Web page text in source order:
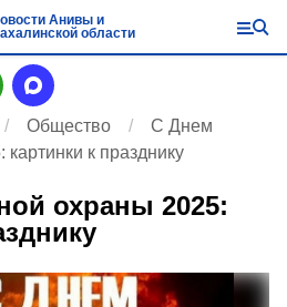
Анивы и
области
Общество
С Днем
к празднику
охраны 2025: